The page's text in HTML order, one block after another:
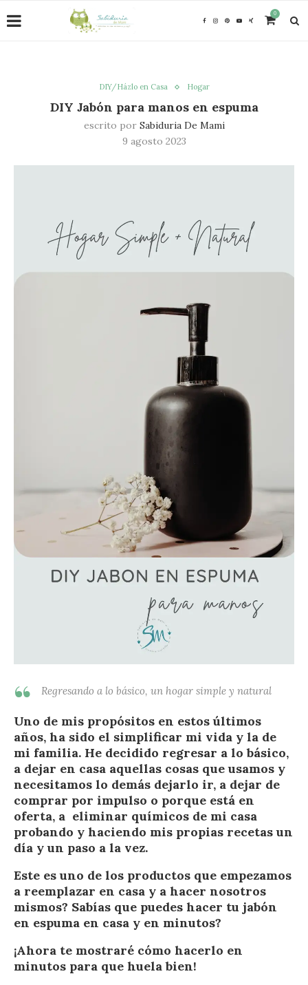
0
DIY/Házlo en Casa Hogar
DIY Jabón para manos en espuma
escrito por Sabiduria De Mami
9 agosto 2023
Regresando a lo básico, un hogar simple y natural
Uno de mis propósitos en estos últimos
años, ha sido el simplificar mi vida y la de
mi familia. He decidido regresar a lo básico,
a dejar en casa aquellas cosas que usamos y
necesitamos lo demás dejarlo ir, a dejar de
comprar por impulso o porque está en
oferta, a eliminar químicos de mi casa
probando y haciendo mis propias recetas un
día y un paso a la vez.
Este es uno de los productos que empezamos
a reemplazar en casa y a hacer nosotros
mismos? Sabías que puedes hacer tu jabón
en espuma en casa y en minutos?
¡Ahora te mostraré cómo hacerlo en
minutos para que huela bien!